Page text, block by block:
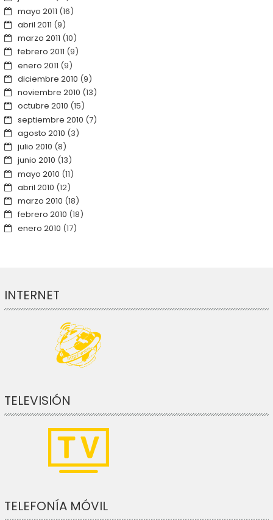
mayo 2011 (16)
abril 2011 (9)
marzo 2011 (10)
febrero 2011 (9)
enero 2011 (9)
diciembre 2010 (9)
noviembre 2010 (13)
octubre 2010 (15)
septiembre 2010 (7)
agosto 2010 (3)
julio 2010 (8)
junio 2010 (13)
mayo 2010 (11)
abril 2010 (12)
marzo 2010 (18)
febrero 2010 (18)
enero 2010 (17)
INTERNET
TELEVISIÓN
TELEFONÍA MÓVIL